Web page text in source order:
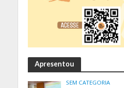
Apresentou
SEM CATEGORIA